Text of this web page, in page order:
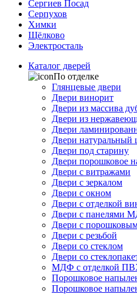
Сергиев Посад
Серпухов
Химки
Щёлково
Электросталь
Каталог дверей
По отделке
Глянцевые двери
Двери винорит
Двери из массива
Двери из
Двери
Двери натуральный
Двери под старину
Двери порошковое
Двери с витражами
Двери с зеркалом
Двери с окном
Двери с отделкой
Двери с панелями
Двери с
Двери с резьбой
Двери со стеклом
Двери со
МДФ с отделкой
Порошковое
Порошковое